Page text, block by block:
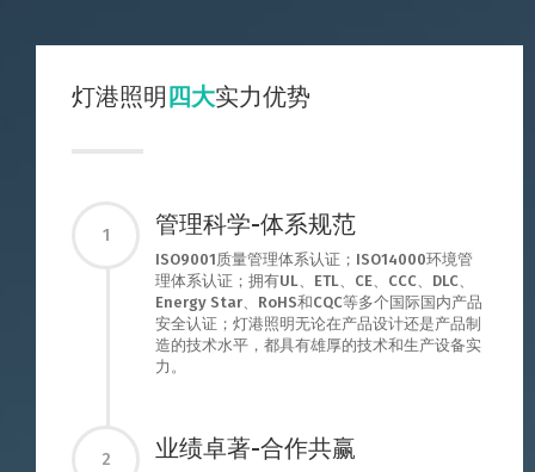
灯港照明四大实力优势
1 管理科学-体系规范
ISO9001质量管理体系认证；ISO14000环境管
理体系认证；拥有UL、ETL、CE、CCC、DLC、
Energy Star、RoHS和CQC等多个国际国内产品
安全认证；灯港照明无论在产品设计还是产品制
造的技术水平，都具有雄厚的技术和生产设备实
力。
2 业绩卓著-合作共赢